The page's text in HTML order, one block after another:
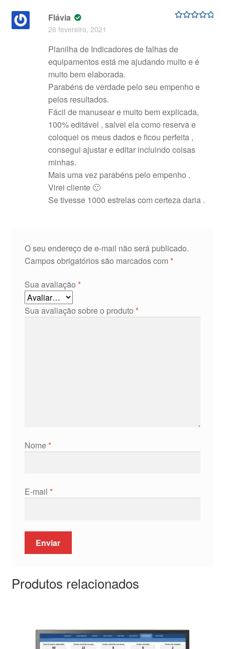
Flávia
26 fevereiro, 2021
Planilha de Indicadores de falhas de
equipamentos está me ajudando muito e é
muito bem elaborada.
Parabéns de verdade pelo seu empenho e
pelos resultados.
Fácil de manusear e muito bem explicada,
100% editável , salvei ela como reserva e
coloquei os meus dados e ficou perfeita ,
consegui ajustar e editar incluindo coisas
minhas.
Mais uma vez parabéns pelo empenho .
Virei cliente 🙂
Se tivesse 1000 estrelas com certeza daria .
O seu endereço de e-mail não será publicado.
Campos obrigatórios são marcados com *
Sua avaliação *
Sua avaliação sobre o produto *
Nome*
E-mail *
Produtos relacionados